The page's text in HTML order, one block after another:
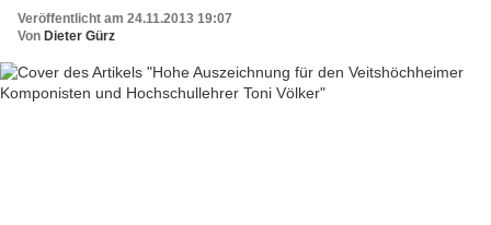
Veröffentlicht am 24.11.2013 19:07
Von Dieter Gürz